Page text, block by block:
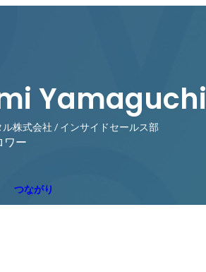
Yamaguchi
株式会社 / インサイドセールス部
ワー
つながり